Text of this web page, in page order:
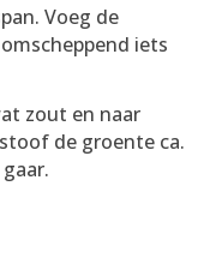
Voeg de
iets
zout en naar
de groente ca.